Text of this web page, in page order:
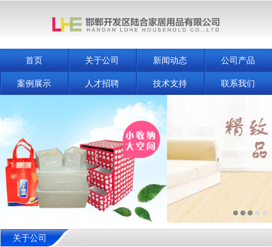
首页 关于公司 新闻动态 公司产品
案例展示 人才招聘 技术支持 联系我们
关于公司